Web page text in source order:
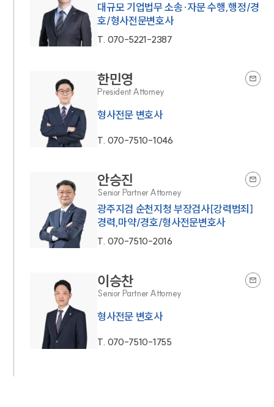
대규모 기업법무 소송·자문 수행,행정/경
호/형사전문변호사
T. 070-5221-2387
한민영
President Attorney
형사전문 변호사
T. 070-7510-1046
안승진
Senior Partner Attorney
광주지검 순천지청 부장검사[강력범죄]
경력,마약/경호/형사전문변호사
T. 070-7510-2016
이승찬
Senior Partner Attorney
형사전문 변호사
T. 070-7510-1755